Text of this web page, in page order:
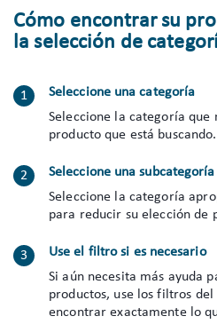
Cómo encontrar su
la selección de
Seleccione una categoría
Seleccione la categoría que
producto que está buscando.
Seleccione una subcategoría
Seleccione la categoría
para reducir su elección de
Use el filtro si es necesario
Si aún necesita más ayuda
productos, use los filtros
encontrar exactamente lo